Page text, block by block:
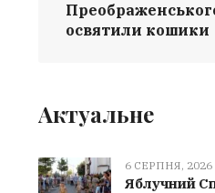
освятили кошики
Актуальне
6 СЕРПНЯ, 2026
Яблучний